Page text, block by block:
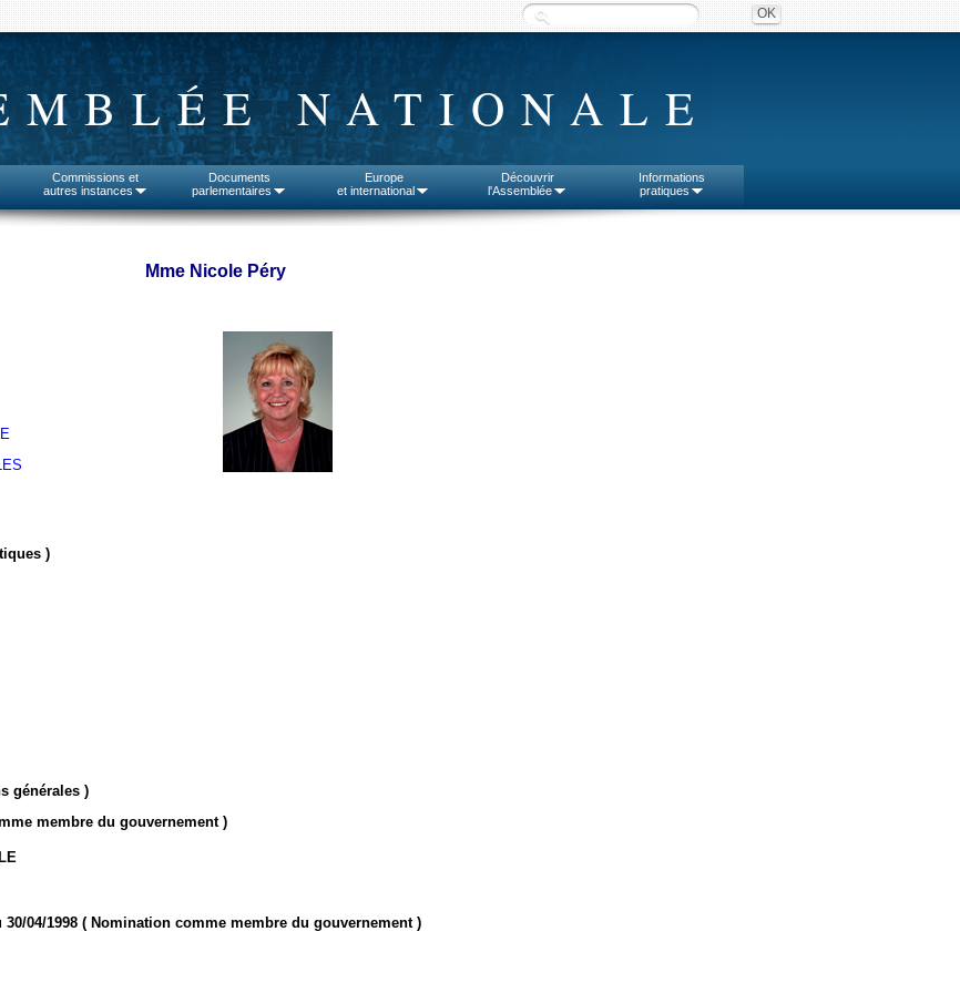
NATIONALE
Commissions et
autres instances
Documents
parlementaires
Europe
et international
Découvrir
l'Assemblée
Informations
pratiques
Mme Nicole Péry
)
générales )
membre du gouvernement )
30/04/1998 ( Nomination comme membre du gouvernement )